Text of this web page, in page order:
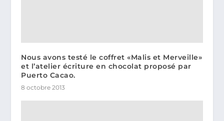
Nous avons testé le coffret «Malis et Merveille»
et l’atelier écriture en chocolat proposé par
Puerto Cacao.
8 octobre 2013